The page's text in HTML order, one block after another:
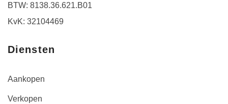
BTW: 8138.36.621.B01
KvK: 32104469
Diensten
Aankopen
Verkopen